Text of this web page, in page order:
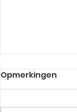
Opmerkingen